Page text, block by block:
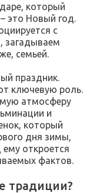
который
это Новый год.
с
загадываем
семьей.
праздник.
ключевую роль.
атмосферу
и
который
дня зимы,
ему откроется
фактов.
традиции?